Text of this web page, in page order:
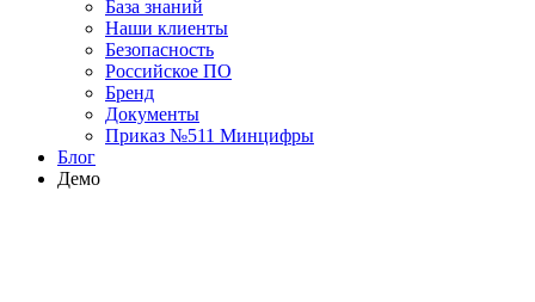
База знаний
Наши клиенты
Безопасность
Российское ПО
Бренд
Документы
Приказ №511 Минцифры
Блог
Демо